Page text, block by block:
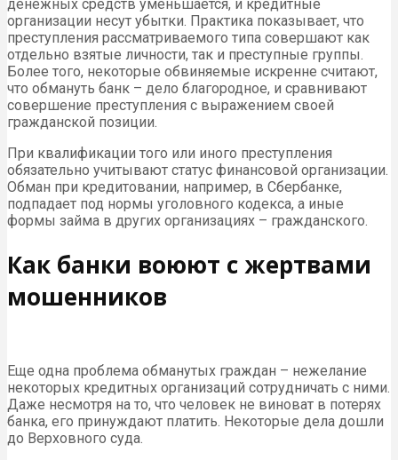
денежных средств уменьшается, и кредитные
организации несут убытки. Практика показывает, что
преступления рассматриваемого типа совершают как
отдельно взятые личности, так и преступные группы.
Более того, некоторые обвиняемые искренне считают,
что обмануть банк – дело благородное, и сравнивают
совершение преступления с выражением своей
гражданской позиции.
При квалификации того или иного преступления
обязательно учитывают статус финансовой организации.
Обман при кредитовании, например, в Сбербанке,
подпадает под нормы уголовного кодекса, а иные
формы займа в других организациях – гражданского.
Как банки воюют с жертвами
мошенников
Еще одна проблема обманутых граждан – нежелание
некоторых кредитных организаций сотрудничать с ними.
Даже несмотря на то, что человек не виноват в потерях
банка, его принуждают платить. Некоторые дела дошли
до Верховного суда.